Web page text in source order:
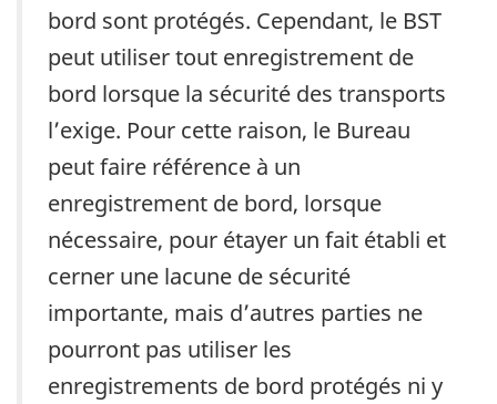
bord sont protégés. Cependant, le BST
peut utiliser tout enregistrement de
bord lorsque la sécurité des transports
l’exige. Pour cette raison, le Bureau
peut faire référence à un
enregistrement de bord, lorsque
nécessaire, pour étayer un fait établi et
cerner une lacune de sécurité
importante, mais d’autres parties ne
pourront pas utiliser les
enregistrements de bord protégés ni y